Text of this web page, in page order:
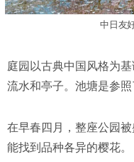
中日友
庭园以古典中国风格为
流水和亭子。池塘是参
在早春四月，整座公园
能找到品种各异的樱花。